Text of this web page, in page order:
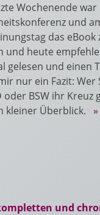
Wochenende
und
das
und heute
gelesen und einen
nur ein Fazit: Wer
oder BSW ihr Kreuz
kleiner Überblick.
und